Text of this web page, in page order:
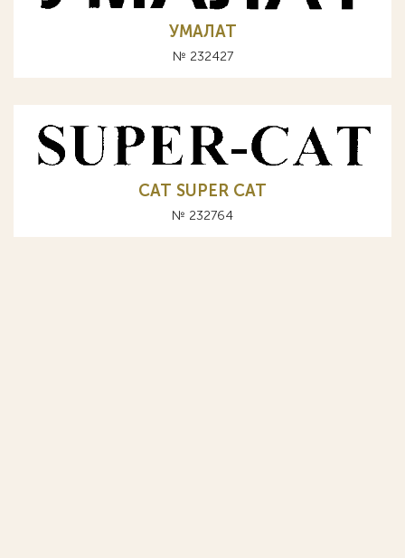
УМАЛАТ
№ 232427
САТ SUPER CAT
№ 232764